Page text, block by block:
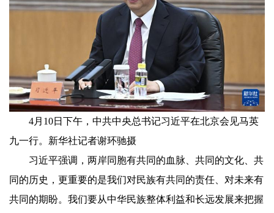
4月10日下午，中共中央总书记习近平在北京会见马英
九一行。新华社记者谢环驰摄
习近平强调，两岸同胞有共同的血脉、共同的文化、共
同的历史，更重要的是我们对民族有共同的责任、对未来有
共同的期盼。我们要从中华民族整体利益和长远发展来把握